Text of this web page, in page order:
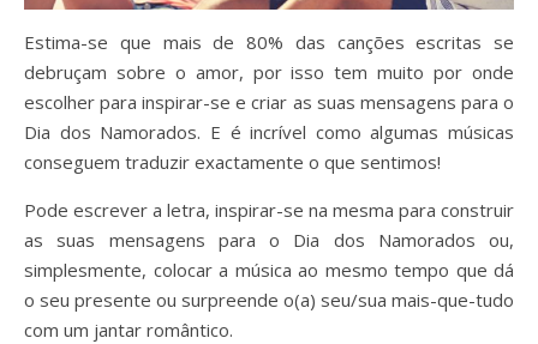
Estima-se que mais de 80% das canções escritas se
debruçam sobre o amor, por isso tem muito por onde
escolher para inspirar-se e criar as suas mensagens para o
Dia dos Namorados. E é incrível como algumas músicas
conseguem traduzir exactamente o que sentimos!
Pode escrever a letra, inspirar-se na mesma para construir
as suas mensagens para o Dia dos Namorados ou,
simplesmente, colocar a música ao mesmo tempo que dá
o seu presente ou surpreende o(a) seu/sua mais-que-tudo
com um jantar romântico.